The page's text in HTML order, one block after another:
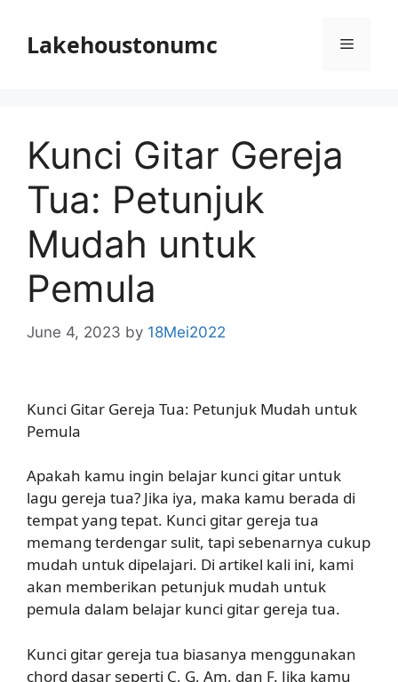
contentLakehoustonumc Menu
Kunci Gitar Gereja
Tua: Petunjuk
Mudah untuk
Pemula
June 4, 2023 by 18Mei2022
Kunci Gitar Gereja Tua: Petunjuk Mudah untuk
Pemula
Apakah kamu ingin belajar kunci gitar untuk
lagu gereja tua? Jika iya, maka kamu berada di
tempat yang tepat. Kunci gitar gereja tua
memang terdengar sulit, tapi sebenarnya cukup
mudah untuk dipelajari. Di artikel kali ini, kami
akan memberikan petunjuk mudah untuk
pemula dalam belajar kunci gitar gereja tua.
Kunci gitar gereja tua biasanya menggunakan
chord dasar seperti C, G, Am, dan F. Jika kamu